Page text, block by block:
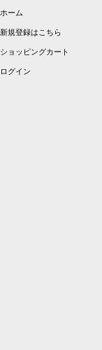
ホーム
新規登録はこちら
ショッピングカート
ログイン